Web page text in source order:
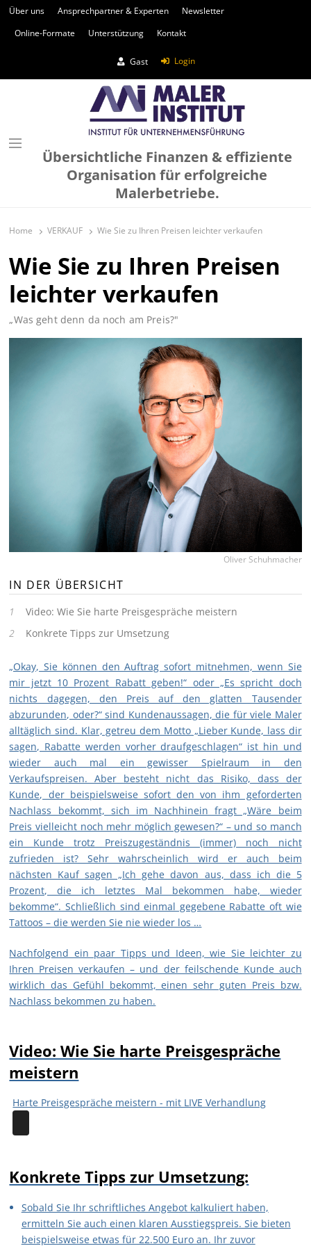
Über uns Ansprechpartner & Experten
Newsletter
Online-Formate
Unterstützung Kontakt
Gast Login
Übersichtliche Finanzen & effiziente
Organisation für erfolgreiche
Malerbetriebe.
Home VERKAUF Wie Sie zu Ihren Preisen leichter verkaufen
Wie Sie zu Ihren Preisen
leichter verkaufen
„Was geht denn da noch am Preis?"
Oliver Schuhmacher
IN DER ÜBERSICHT
Video: Wie Sie harte Preisgespräche meistern
Konkrete Tipps zur Umsetzung
„Okay, Sie können den Auftrag sofort mitnehmen, wenn Sie
mir jetzt 10 Prozent Rabatt geben!“ oder „Es spricht doch
nichts dagegen, den Preis auf den glatten Tausender
abzurunden, oder?“ sind Kundenaussagen, die für viele Maler
alltäglich sind. Klar, getreu dem Motto „Lieber Kunde, lass dir
sagen, Rabatte werden vorher draufgeschlagen“ ist hin und
wieder auch mal ein gewisser Spielraum in den
Verkaufspreisen. Aber besteht nicht das Risiko, dass der
Kunde, der beispielsweise sofort den von ihm geforderten
Nachlass bekommt, sich im Nachhinein fragt „Wäre beim
Preis vielleicht noch mehr möglich gewesen?“ – und so manch
ein Kunde trotz Preiszugeständnis (immer) noch nicht
zufrieden ist? Sehr wahrscheinlich wird er auch beim
nächsten Kauf sagen „Ich gehe davon aus, dass ich die 5
Prozent, die ich letztes Mal bekommen habe, wieder
bekomme“. Schließlich sind einmal gegebene Rabatte oft wie
Tattoos – die werden Sie nie wieder los …
Nachfolgend ein paar Tipps und Ideen, wie Sie leichter zu
Ihren Preisen verkaufen – und der feilschende Kunde auch
wirklich das Gefühl bekommt, einen sehr guten Preis bzw.
Nachlass bekommen zu haben.
Video: Wie Sie harte Preisgespräche
meistern
Harte Preisgespräche meistern - mit LIVE Verhandlung
Konkrete Tipps zur Umsetzung:
Sobald Sie Ihr schriftliches Angebot kalkuliert haben,
ermitteln Sie auch einen klaren Ausstiegspreis. Sie bieten
beispielsweise etwas für 22.500 Euro an. Ihr zuvor